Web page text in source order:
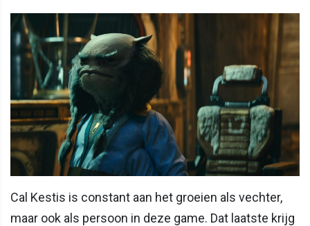
Cal Kestis is constant aan het groeien als vechter,
maar ook als persoon in deze game. Dat laatste krijg